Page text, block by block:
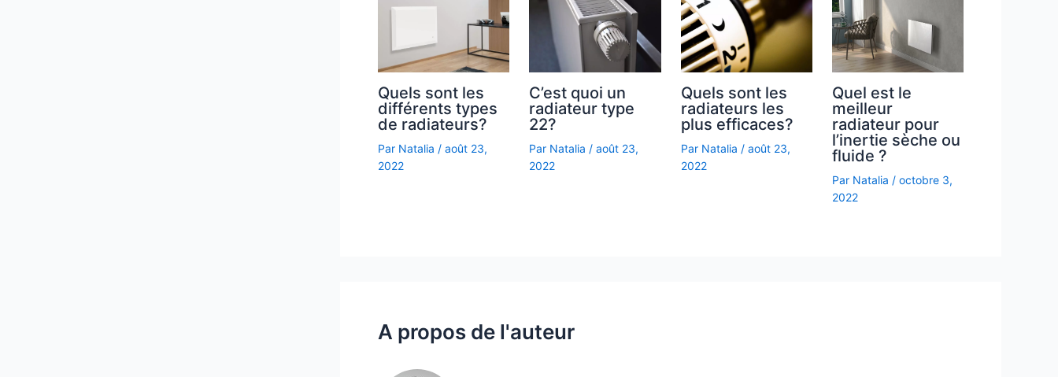
Quels sont les
différents types
de radiateurs?
Par Natalia / août 23,
2022
C’est quoi un
radiateur type
22?
Par Natalia /août 23,
2022
Quels sont les
radiateurs les
plus efficaces?
Par Natalia / août 23,
2022
Quel est le
meilleur
radiateur pour
l’inertie sèche ou
fluide ?
Par Natalia / octobre 3,
2022
A propos de l'auteur